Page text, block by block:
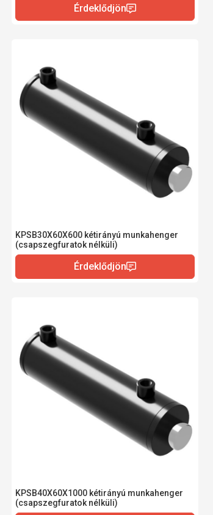
KPSB30X60X600 kétirányú munkahenger
(csapszegfuratok nélküli)
KPSB40X60X1000 kétirányú munkahenger
(csapszegfuratok nélküli)